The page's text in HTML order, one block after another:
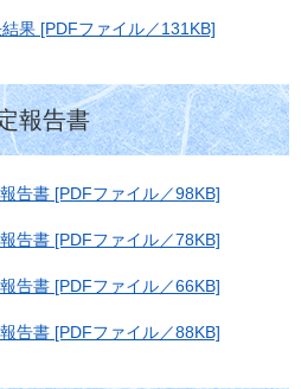
果 [PDFファイル／131KB]
報告書
告書 [PDFファイル／98KB]
告書 [PDFファイル／78KB]
告書 [PDFファイル／66KB]
告書 [PDFファイル／88KB]